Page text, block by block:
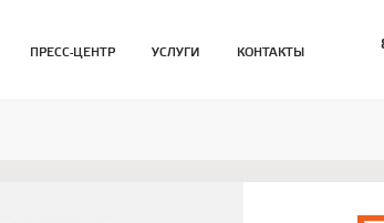
ПРЕСС-ЦЕНТР УСЛУГИ КОНТАКТЫ